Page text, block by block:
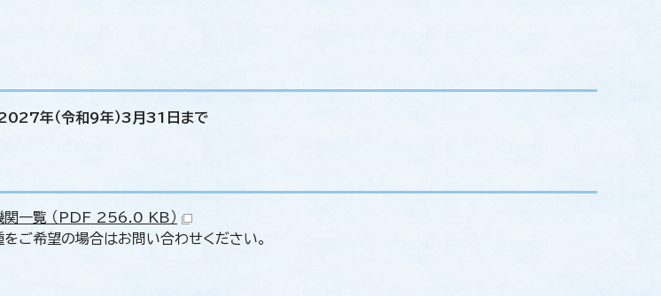
年（令和9年）3月31日まで
関一覧 （PDF 256.0 KB）
ご希望の場合はお問い合わせください。